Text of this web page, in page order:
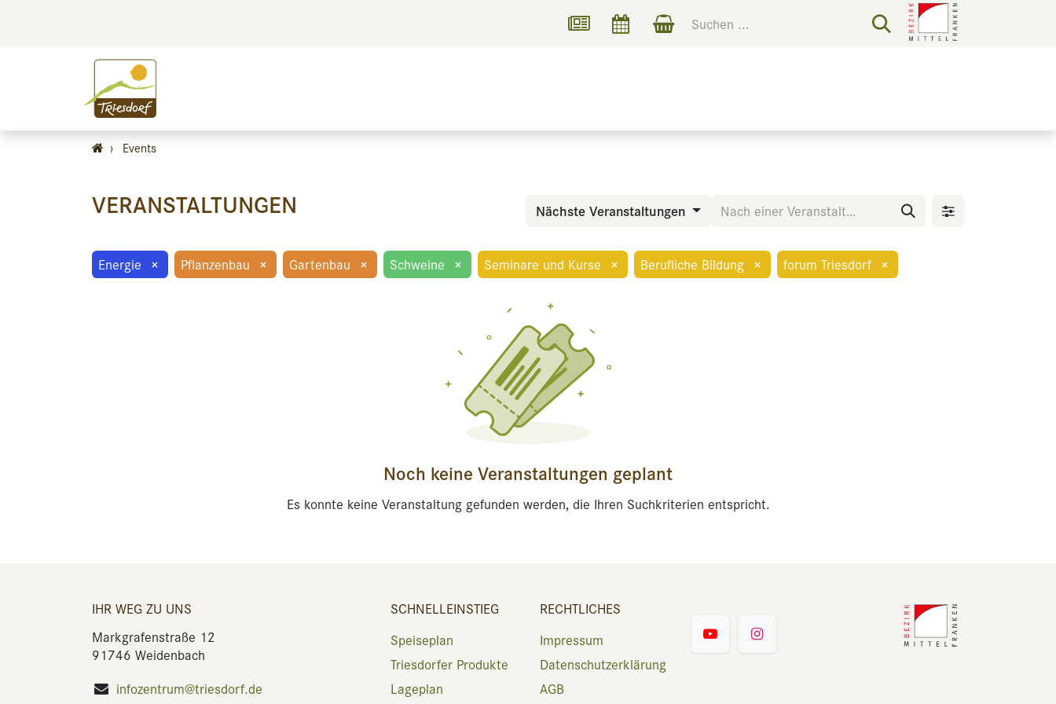
› Events
VERANSTALTUNGEN Nächste Veranstaltungen
Energie × Pflanzenbau × Gartenbau × Schweine × Seminare und Kurse × Berufliche Bildung × forum Triesdorf ×
Noch keine Veranstaltungen geplant
Es konnte keine Veranstaltung gefunden werden, die Ihren Suchkriterien entspricht.
IHR WEG ZU UNS
Markgrafenstraße 12
91746 Weidenbach
infozentrum@triesdorf.de
SCHNELLEINSTIEG
Speiseplan
Triesdorfer Produkte
Lageplan
RECHTLICHES
Impressum
Datenschutzerklärung
AGB